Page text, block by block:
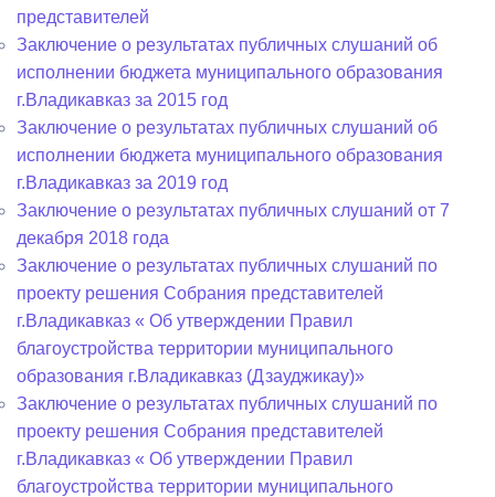
представителей
Заключение о результатах публичных слушаний об
исполнении бюджета муниципального образования
г.Владикавказ за 2015 год
Заключение о результатах публичных слушаний об
исполнении бюджета муниципального образования
г.Владикавказ за 2019 год
Заключение о результатах публичных слушаний от 7
декабря 2018 года
Заключение о результатах публичных слушаний по
проекту решения Собрания представителей
г.Владикавказ « Об утверждении Правил
благоустройства территории муниципального
образования г.Владикавказ (Дзауджикау)»
Заключение о результатах публичных слушаний по
проекту решения Собрания представителей
г.Владикавказ « Об утверждении Правил
благоустройства территории муниципального